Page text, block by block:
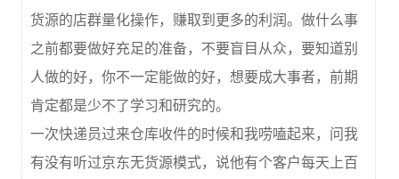
货源的店群量化操作，赚取到更多的利润。做什么事
之前都要做好充足的准备，不要盲目从众，要知道别
人做的好，你不一定能做的好，想要成大事者，前期
肯定都是少不了学习和研究的。
一次快递员过来仓库收件的时候和我唠嗑起来，问我
有没有听过京东无货源模式，说他有个客户每天上百